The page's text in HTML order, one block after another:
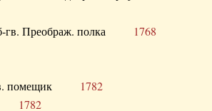
гв. Преображ. полка 1768
помещик 1782
1782